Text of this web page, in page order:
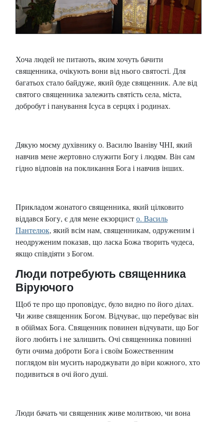
Хоча людей не питають, яким хочуть бачити
священника, очікують вони від нього святості. Для
багатьох стало байдуже, який буде священник. Але від
святого священника залежить святість села, міста,
добробут і панування Ісуса в серцях і родинах.
Дякую моєму духівнику о. Василю Іваніву ЧНІ, який
навчив мене жертовно служити Богу і людям. Він сам
гідно відповів на покликання Бога і навчив інших.
Прикладом жонатого священника, який цілковито
віддався Богу, є для мене екзорцисто. Василь
Пантелюк, який всім нам, священникам, одруженим і
неодруженим показав, що ласка Божа творить чудеса,
якщо співдіяти з Богом.
Люди потребують священника
Віруючого
Щоб те про що проповідує, було видно по його ділах.
Чи живе священник Богом. Відчуває, що перебуває він
в обіймах Бога. Священник повинен відчувати, що Бог
його любить і не залишить. Очі священника повинні
бути очима доброти Бога і своїм Божественним
поглядом він мусить народжувати до віри кожного, хто
подивиться в очі його душі.
Люди бачать чи священник живе молитвою, чи вона